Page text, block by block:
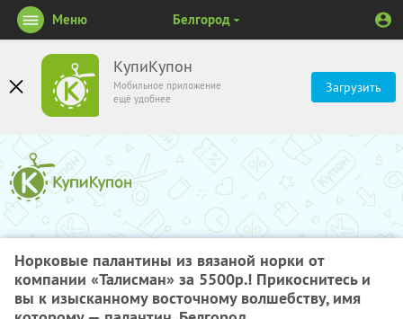
КупиКупон
Мобильное приложение
ещё удобнее
Загрузить
Меню Белгород
Норковые палантины из вязаной норки от
компании «Талисман» за 5500р.! Прикоснитесь и
вы к изысканному восточному волшебству, имя